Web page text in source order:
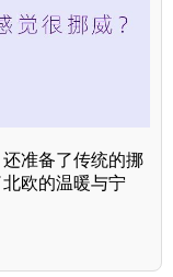
准备了传统的挪
欧的温暖与宁